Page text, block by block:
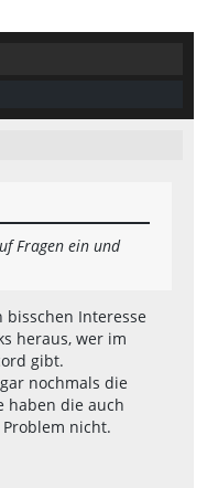
Fragen ein und
bisschen Interesse
heraus, wer im
gibt.
nochmals die
haben die auch
nicht.